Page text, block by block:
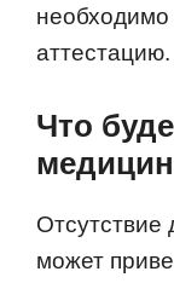
аттестацию.
Что
может